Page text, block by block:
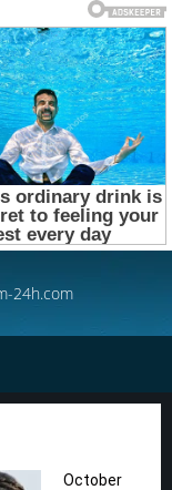
24h.com
October